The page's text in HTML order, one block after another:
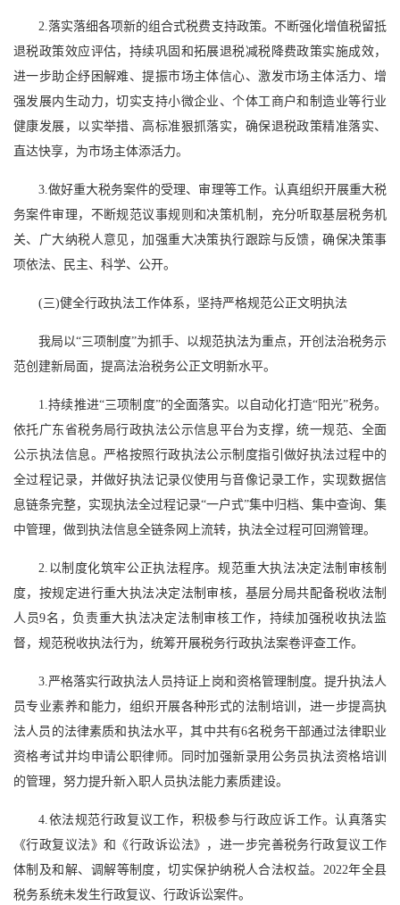
2.落实落细各项新的组合式税费支持政策。不断强化增值税留抵
退税政策效应评估，持续巩固和拓展退税减税降费政策实施成效，
进一步助企纾困解难、提振市场主体信心、激发市场主体活力、增
强发展内生动力，切实支持小微企业、个体工商户和制造业等行业
健康发展，以实举措、高标准狠抓落实，确保退税政策精准落实、
直达快享，为市场主体添活力。
3.做好重大税务案件的受理、审理等工作。认真组织开展重大税
务案件审理，不断规范议事规则和决策机制，充分听取基层税务机
关、广大纳税人意见，加强重大决策执行跟踪与反馈，确保决策事
项依法、民主、科学、公开。
(三)健全行政执法工作体系，坚持严格规范公正文明执法
我局以“三项制度”为抓手、以规范执法为重点，开创法治税务示
范创建新局面，提高法治税务公正文明新水平。
1.持续推进“三项制度”的全面落实。以自动化打造“阳光”税务。
依托广东省税务局行政执法公示信息平台为支撑，统一规范、全面
公示执法信息。严格按照行政执法公示制度指引做好执法过程中的
全过程记录，并做好执法记录仪使用与音像记录工作，实现数据信
息链条完整，实现执法全过程记录“一户式”集中归档、集中查询、集
中管理，做到执法信息全链条网上流转，执法全过程可回溯管理。
2.以制度化筑牢公正执法程序。规范重大执法决定法制审核制
度，按规定进行重大执法决定法制审核，基层分局共配备税收法制
人员9名，负责重大执法决定法制审核工作，持续加强税收执法监
督，规范税收执法行为，统筹开展税务行政执法案卷评查工作。
3.严格落实行政执法人员持证上岗和资格管理制度。提升执法人
员专业素养和能力，组织开展各种形式的法制培训，进一步提高执
法人员的法律素质和执法水平，其中共有6名税务干部通过法律职业
资格考试并均申请公职律师。同时加强新录用公务员执法资格培训
的管理，努力提升新入职人员执法能力素质建设。
4.依法规范行政复议工作，积极参与行政应诉工作。认真落实
《行政复议法》和《行政诉讼法》，进一步完善税务行政复议工作
体制及和解、调解等制度，切实保护纳税人合法权益。2022年全县
税务系统未发生行政复议、行政诉讼案件。